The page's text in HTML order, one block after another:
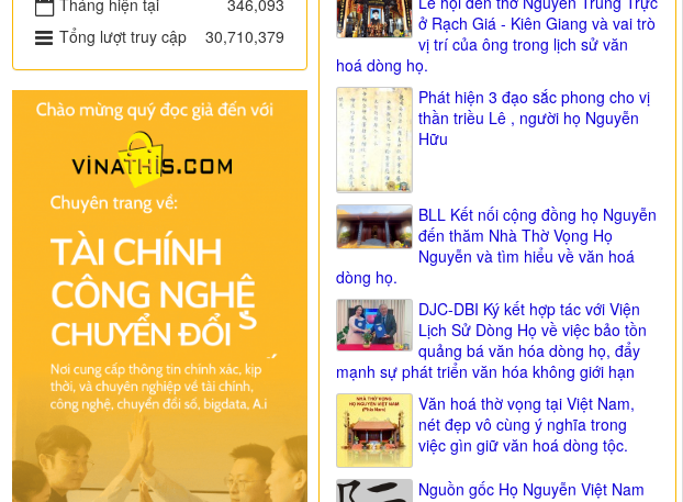
ở Rạch Giá - Kiên Giang và vai trò
vị trí của ông trong lịch sử văn
hoá dòng họ.
Phát hiện 3 đạo sắc phong cho vị
thần triều Lê , người họ Nguyễn
Hữu
BLL Kết nối cộng đồng họ Nguyễn
đến thăm Nhà Thờ Vọng Họ
Nguyễn và tìm hiểu về văn hoá
dòng họ.
DJC-DBI Ký kết hợp tác với Viện
Lịch Sử Dòng Họ về việc bảo tồn
quảng bá văn hóa dòng họ, đẩy
mạnh sự phát triển văn hóa không giới hạn
Văn hoá thờ vọng tại Việt Nam,
nét đẹp vô cùng ý nghĩa trong
việc gìn giữ văn hoá dòng tộc.
Nguồn gốc Họ Nguyễn Việt Nam
Tháng hiện tại
346,093
Tổng lượt truy cập
30,710,379